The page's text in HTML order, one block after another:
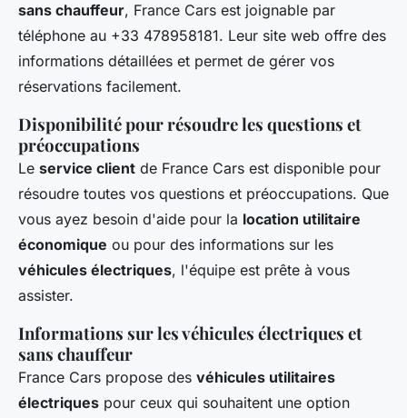
sans chauffeur, France Cars est joignable par
téléphone au +33 478958181. Leur site web offre des
informations détaillées et permet de gérer vos
réservations facilement.
Disponibilité pour résoudre les questions et
préoccupations
Le service client de France Cars est disponible pour
résoudre toutes vos questions et préoccupations. Que
vous ayez besoin d'aide pour la location utilitaire
économique ou pour des informations sur les
véhicules électriques, l'équipe est prête à vous
assister.
Informations sur les véhicules électriques et
sans chauffeur
France Cars propose des véhicules utilitaires
électriques pour ceux qui souhaitent une option